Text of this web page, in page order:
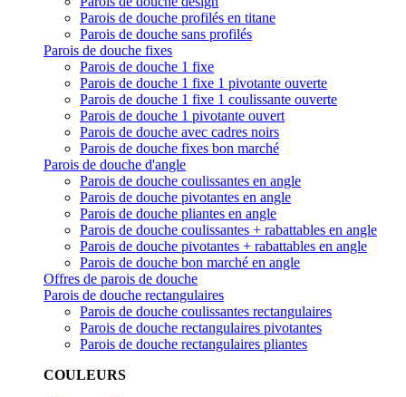
Parois de douche profilés en titane
Parois de douche sans profilés
Parois de douche fixes
Parois de douche 1 fixe
Parois de douche 1 fixe 1 pivotante ouverte
Parois de douche 1 fixe 1 coulissante ouverte
Parois de douche 1 pivotante ouvert
Parois de douche avec cadres noirs
Parois de douche fixes bon marché
Parois de douche d'angle
Parois de douche coulissantes en angle
Parois de douche pivotantes en angle
Parois de douche pliantes en angle
Parois de douche coulissantes + rabattables en angle
Parois de douche pivotantes + rabattables en angle
Parois de douche bon marché en angle
Offres de parois de douche
Parois de douche rectangulaires
Parois de douche coulissantes rectangulaires
Parois de douche rectangulaires pivotantes
Parois de douche rectangulaires pliantes
COULEURS